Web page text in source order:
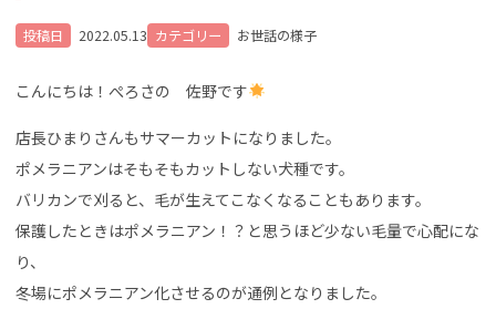
投稿日 2022.05.13 カテゴリー お世話の様子
こんにちは！ぺろさの 佐野です
店長ひまりさんもサマーカットになりました。
ポメラニアンはそもそもカットしない犬種です。
バリカンで刈ると、毛が生えてこなくなることもあります。
保護したときはポメラニアン！？と思うほど少ない毛量で心配にな
り、
冬場にポメラニアン化させるのが通例となりました。